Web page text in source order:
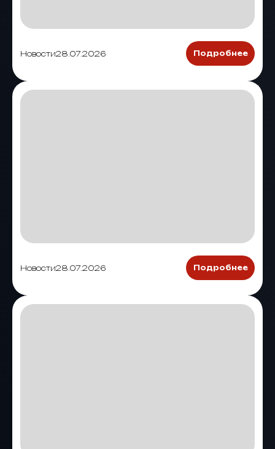
Новости28.07.2026 Подробнее
Новости28.07.2026 Подробнее